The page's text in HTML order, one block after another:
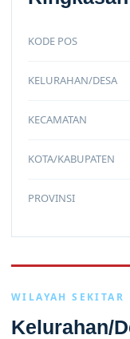
KODE POS
KELURAHAN/DESA
KECAMATAN
KOTA/KABUPATEN
PROVINSI
WILAYAH SEKITAR
Kelurahan/